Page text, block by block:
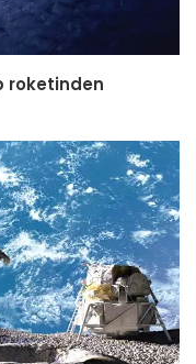
roketinden